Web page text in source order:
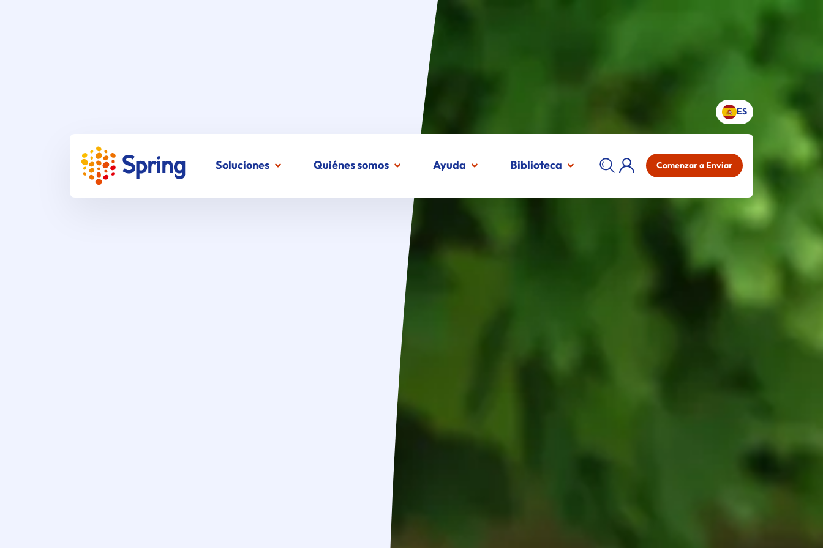
Soluciones Quiénes somos Ayuda Biblioteca Comenzar a Enviar
ES